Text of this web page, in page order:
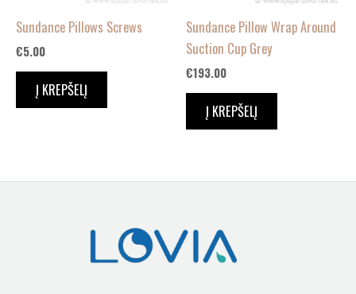
Sundance Pillows Screws
€5.00
Į KREPŠELĮ
Sundance Pillow Wrap Around
Suction Cup Grey
€193.00
Į KREPŠELĮ